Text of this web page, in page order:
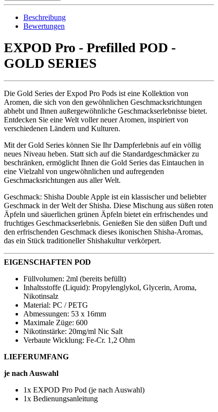
Beschreibung
Bewertungen
EXPOD Pro - Prefilled POD -
GOLD SERIES
Die Gold Series der Expod Pro Pods ist eine Kollektion von
Aromen, die sich von den gewöhnlichen Geschmacksrichtungen
abhebt und Ihnen außergewöhnliche Geschmackserlebnisse bietet.
Entdecken Sie eine Welt voller neuer Aromen, inspiriert von
verschiedenen Ländern und Kulturen.
Mit der Gold Series können Sie Ihr Dampferlebnis auf ein völlig
neues Niveau heben. Statt sich auf die Standardgeschmäcker zu
beschränken, ermöglicht Ihnen die Gold Series das Eintauchen in
eine Vielzahl von ungewöhnlichen und aufregenden
Geschmacksrichtungen aus aller Welt.
Geschmack: Shisha Double Apple ist ein klassischer und beliebter
Geschmack in der Welt der Shisha. Diese Mischung aus süßen roten
Äpfeln und säuerlichen grünen Äpfeln bietet ein erfrischendes und
fruchtiges Geschmackserlebnis. Genießen Sie den süßen Duft und
den erfrischenden Geschmack dieses ikonischen Shisha-Aromas,
das ein Stück traditioneller Shishakultur verkörpert.
EIGENSCHAFTEN POD
Füllvolumen: 2ml (bereits befüllt)
Inhaltsstoffe (Liquid): Propylenglykol, Glycerin, Aroma,
Nikotinsalz
Material: PC / PETG
Abmessungen: 53 x 16mm
Maximale Züge: 600
Nikotinstärke: 20mg/ml Nic Salt
Verbaute Wicklung: Fe-Cr. 1,2 Ohm
LIEFERUMFANG
je nach Auswahl
1x EXPOD Pro Pod (je nach Auswahl)
1x Bedienungsanleitung